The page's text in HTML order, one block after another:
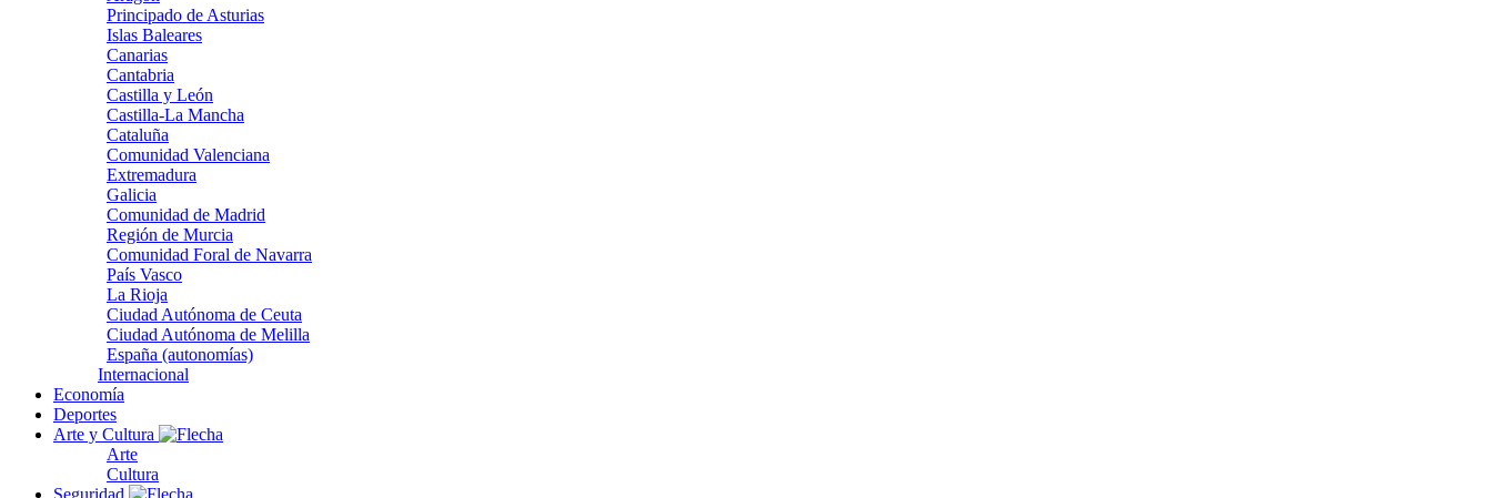
Principado de Asturias
Islas Baleares
Canarias
Cantabria
Castilla y León
Castilla-La Mancha
Cataluña
Comunidad Valenciana
Extremadura
Galicia
Comunidad de Madrid
Región de Murcia
Comunidad Foral de Navarra
País Vasco
La Rioja
Ciudad Autónoma de Ceuta
Ciudad Autónoma de Melilla
España (autonomías)
Internacional
Economía
Deportes
Arte y Cultura
Arte
Cultura